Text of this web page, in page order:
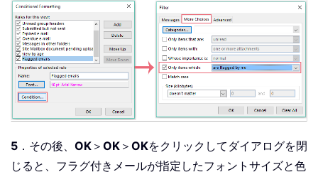
5 ．その後、 OK ＞ OK ＞ OKをクリックしてダイアログを閉
じると、フラグ付きメールが指定したフォントサイズと色